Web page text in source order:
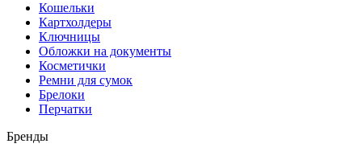
Кошельки
Картхолдеры
Ключницы
Обложки на документы
Косметички
Ремни для сумок
Брелоки
Перчатки
Бренды